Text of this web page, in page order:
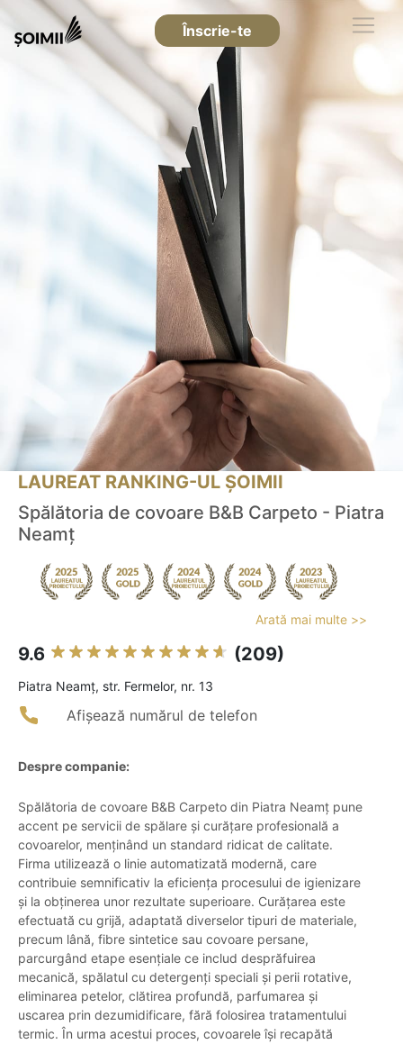
Înscrie-te
LAUREAT RANKING-UL ȘOIMII
Spălătoria de covoare B&B Carpeto - Piatra
Neamț
Arată mai multe >>
9.6 (209)
Piatra Neamţ, str. Fermelor, nr. 13
Afișează numărul de telefon
Despre companie:
Spălătoria de covoare B&B Carpeto din Piatra Neamț pune
accent pe servicii de spălare și curățare profesională a
covoarelor, menținând un standard ridicat de calitate.
Firma utilizează o linie automatizată modernă, care
contribuie semnificativ la eficiența procesului de igienizare
și la obținerea unor rezultate superioare. Curățarea este
efectuată cu grijă, adaptată diverselor tipuri de materiale,
precum lână, fibre sintetice sau covoare persane,
parcurgând etape esențiale ce includ desprăfuirea
mecanică, spălatul cu detergenți speciali și perii rotative,
eliminarea petelor, clătirea profundă, parfumarea și
uscarea prin dezumidificare, fără folosirea tratamentului
termic. În urma acestui proces, covoarele își recapătă